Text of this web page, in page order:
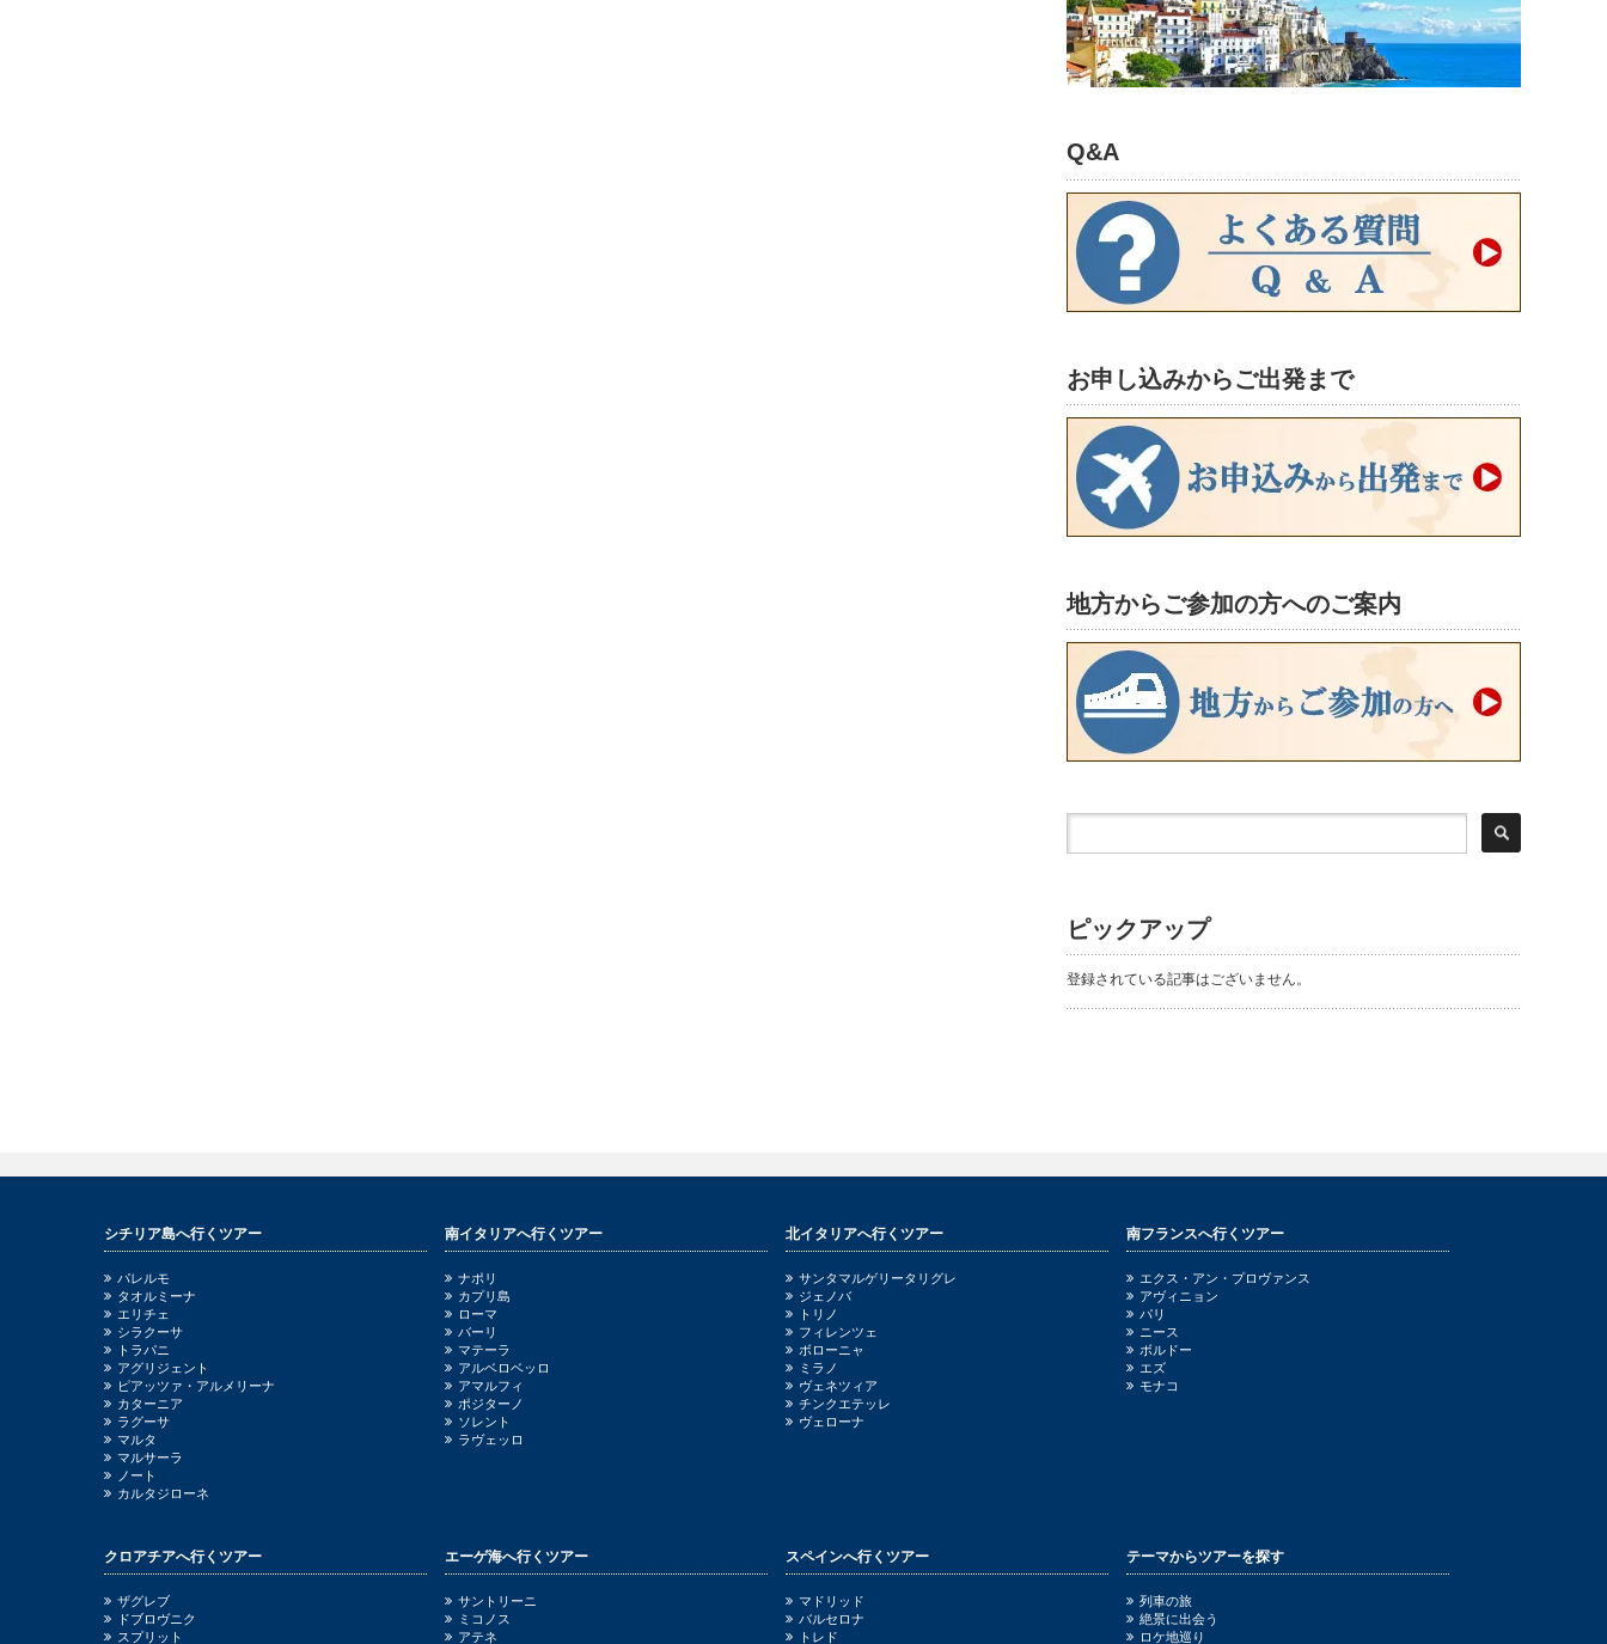
Q&A
お申し込みからご出発まで
地方からご参加の方へのご案内
ピックアップ
登録されている記事はございません。
シチリア島へ行くツアー
パレルモ
タオルミーナ
エリチェ
シラクーサ
トラパニ
アグリジェント
ピアッツァ・アルメリーナ
カターニア
ラグーサ
マルタ
マルサーラ
ノート
カルタジローネ
南イタリアへ行くツアー
ナポリ
カプリ島
ローマ
バーリ
マテーラ
アルベロベッロ
アマルフィ
ポジターノ
ソレント
ラヴェッロ
北イタリアへ行くツアー
サンタマルゲリータリグレ
ジェノバ
トリノ
フィレンツェ
ボローニャ
ミラノ
ヴェネツィア
チンクエテッレ
ヴェローナ
南フランスへ行くツアー
エクス・アン・プロヴァンス
アヴィニョン
パリ
ニース
ボルドー
エズ
モナコ
クロアチアへ行くツアー
ザグレブ
ドブロヴニク
スプリット
エーゲ海へ行くツアー
サントリーニ
ミコノス
アテネ
スペインへ行くツアー
マドリッド
バルセロナ
トレド
テーマからツアーを探す
列車の旅
絶景に出会う
ロケ地巡り